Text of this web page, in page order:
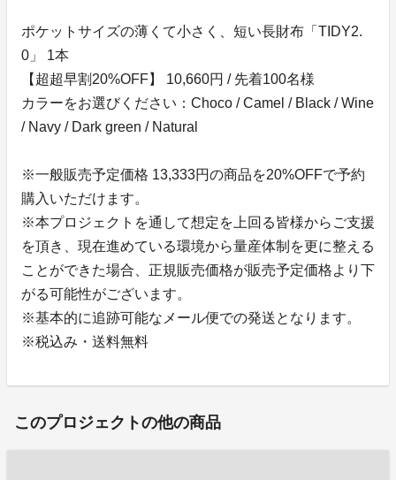
ポケットサイズの薄くて小さく、短い長財布「TIDY2.
0」 1本
【超超早割20%OFF】 10,660円 / 先着100名様
カラーをお選びください：Choco / Camel / Black / Wine
/ Navy / Dark green / Natural
※一般販売予定価格 13,333円の商品を20%OFFで予約
購入いただけます。
※本プロジェクトを通して想定を上回る皆様からご支援
を頂き、現在進めている環境から量産体制を更に整える
ことができた場合、正規販売価格が販売予定価格より下
がる可能性がございます。
※基本的に追跡可能なメール便での発送となります。
※税込み・送料無料
このプロジェクトの他の商品